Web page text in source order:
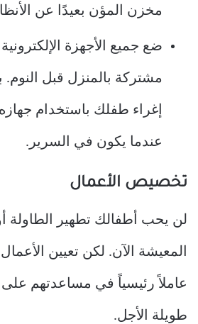
مخزن المؤن بعيدًا عن
ضع جميع الأجهزة
مشتركة بالمنزل قبل النوم.
إغراء طفلك باستخدام
عندما يكون في السرير.
تخصيص الأعمال
لن يحب أطفالك تطهير الطاولة
المعيشة الآن. لكن تعيين
عاملاً رئيسياً في مساعدتهم
طويلة الأجل.